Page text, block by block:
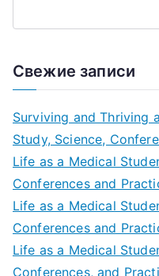
Свежие записи
Surviving and Thriving
Study, Science,
Life as a Medical
Conferences and
Life as a Medical
Conferences and
Life as a Medical
Conferences, and